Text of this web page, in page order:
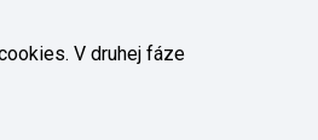
V druhej fáze